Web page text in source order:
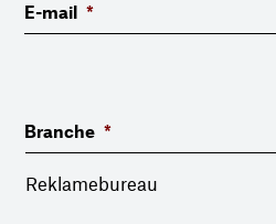
E-mail *
Branche *